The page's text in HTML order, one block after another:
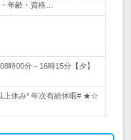
年齢・資格…
00分～16時15分【夕】
上休み* 年次有給休暇# ★☆